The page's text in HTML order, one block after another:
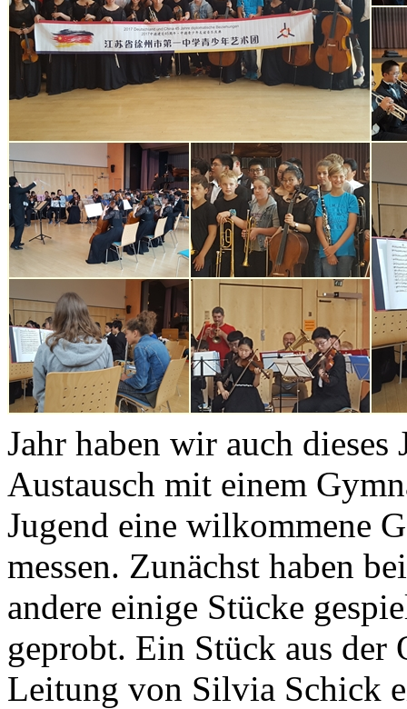
Jahr haben wir auch
Austausch mit einem
Jugend eine wilkommene
messen. Zunächst haben
andere einige Stücke
geprobt. Ein Stück aus der
Leitung von Silvia Schick